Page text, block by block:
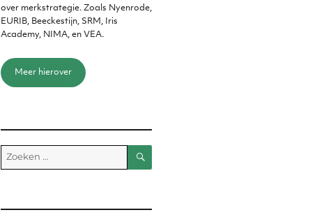
over merkstrategie. Zoals Nyenrode,
EURIB, Beeckestijn, SRM, Iris
Academy, NIMA, en VEA.
Meer hierover
Zoeken
Zoeken